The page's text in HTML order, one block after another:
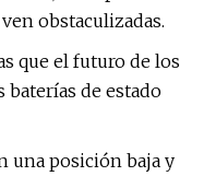
obstaculizadas.
que el futuro de los
baterías de estado
una posición baja y